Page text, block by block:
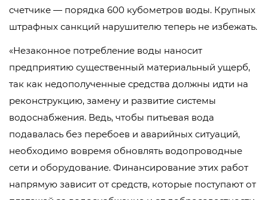
счетчике — порядка 600 кубометров воды. Крупных
штрафных санкций нарушителю теперь не избежать.
«Незаконное потребление воды наносит
предприятию существенный материальный ущерб,
так как недополученные средства должны идти на
реконструкцию, замену и развитие системы
водоснабжения. Ведь, чтобы питьевая вода
подавалась без перебоев и аварийных ситуаций,
необходимо вовремя обновлять водопроводные
сети и оборудование. Финансирование этих работ
напрямую зависит от средств, которые поступают от